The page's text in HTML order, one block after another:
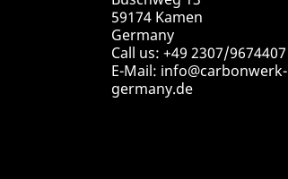
59174 Kamen
Germany
Call us: +49 2307/9674407
E-Mail: info@carbonwerk-
germany.de